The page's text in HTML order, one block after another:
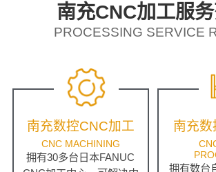
南充CNC加工服
PROCESSING SERVICE
南充数控CNC加工
CNC MACHINING
拥有30多台日本FANUC
南充数
拥有数台